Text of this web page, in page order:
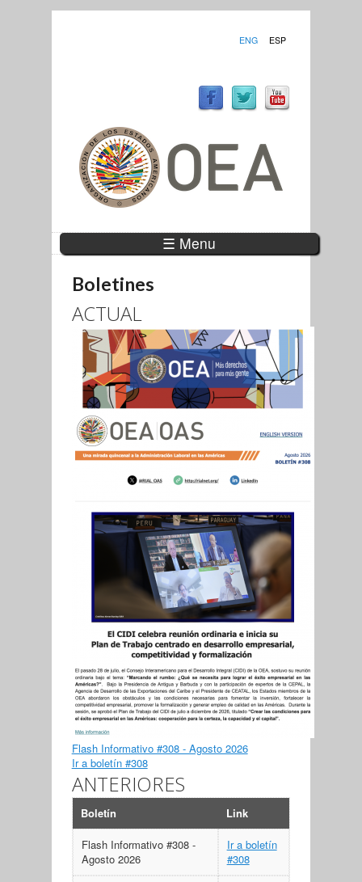
ENG ESP
☰ Menu
Boletines
ACTUAL
Flash Informativo #308 - Agosto 2026
Ir a boletín #308
ANTERIORES
Boletín Link
Flash Informativo #308 -
Agosto 2026
Ir a boletín
#308